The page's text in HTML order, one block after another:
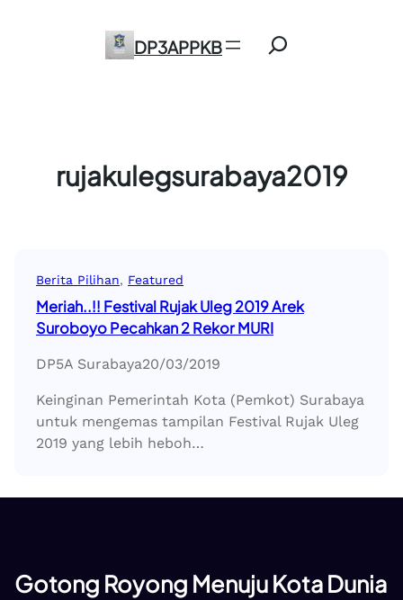
DP3APPKB
rujakulegsurabaya2019
Berita Pilihan, Featured
Meriah..!! Festival Rujak Uleg 2019 Arek
Suroboyo Pecahkan 2 Rekor MURI
DP5A Surabaya20/03/2019
Keinginan Pemerintah Kota (Pemkot) Surabaya
untuk mengemas tampilan Festival Rujak Uleg
2019 yang lebih heboh…
Gotong Royong Menuju Kota Dunia